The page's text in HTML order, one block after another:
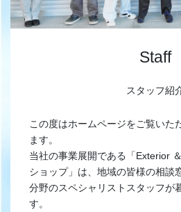
Staff
スタッフ紹
この度はホームページをご覧いた
ます。
当社の事業展開である「Exterior
ショップ」は、地域の皆様の相談
分野のスペシャリストスタッフが
す。